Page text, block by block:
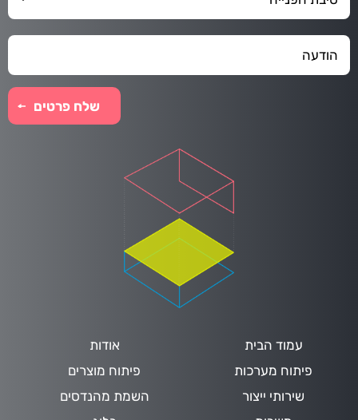
עמוד הבית
אודות
פיתוח מערכות
פיתוח מוצרים
שירותי ייצור
השמת מהנדסים